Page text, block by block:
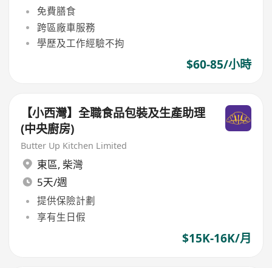
免費膳食
跨區廠車服務
學歷及工作經驗不拘
$60-85/小時
【小西灣】全職食品包裝及生產助理
(中央廚房)
Butter Up Kitchen Limited
東區, 柴灣
5天/週
提供保險計劃
享有生日假
$15K-16K/月